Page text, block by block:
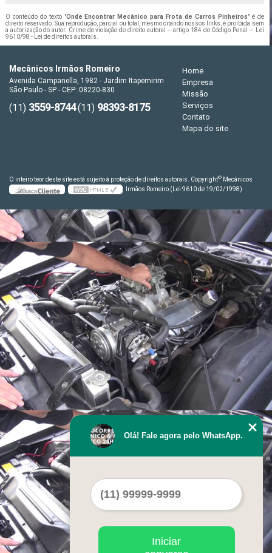
O conteúdo do texto "Onde Encontrar Mecânico para Frota de Carros Pinheiros" é de
direito reservado. Sua reprodução, parcial ou total, mesmo citando nossos links, é proibida sem
a autorização do autor. Crime de violação de direito autoral – artigo 184 do Código Penal – Lei
9610/98 - Lei de direitos autorais.
Mecânicos Irmãos Romeiro
Avenida Campanella, 1982 - Jardim Itapemirim
São Paulo - SP - CEP: 08220-830
(11) 3559-8744(11) 98393-8175
Home
Empresa
Missão
Serviços
Contato
Mapa do site
O inteiro teor deste site está sujeito à proteção de direitos autorais. Copyright© Mecânicos
Irmãos Romeiro (Lei 9610 de 19/02/1998)
Olá! Fale agora pelo WhatsApp.
Iniciar